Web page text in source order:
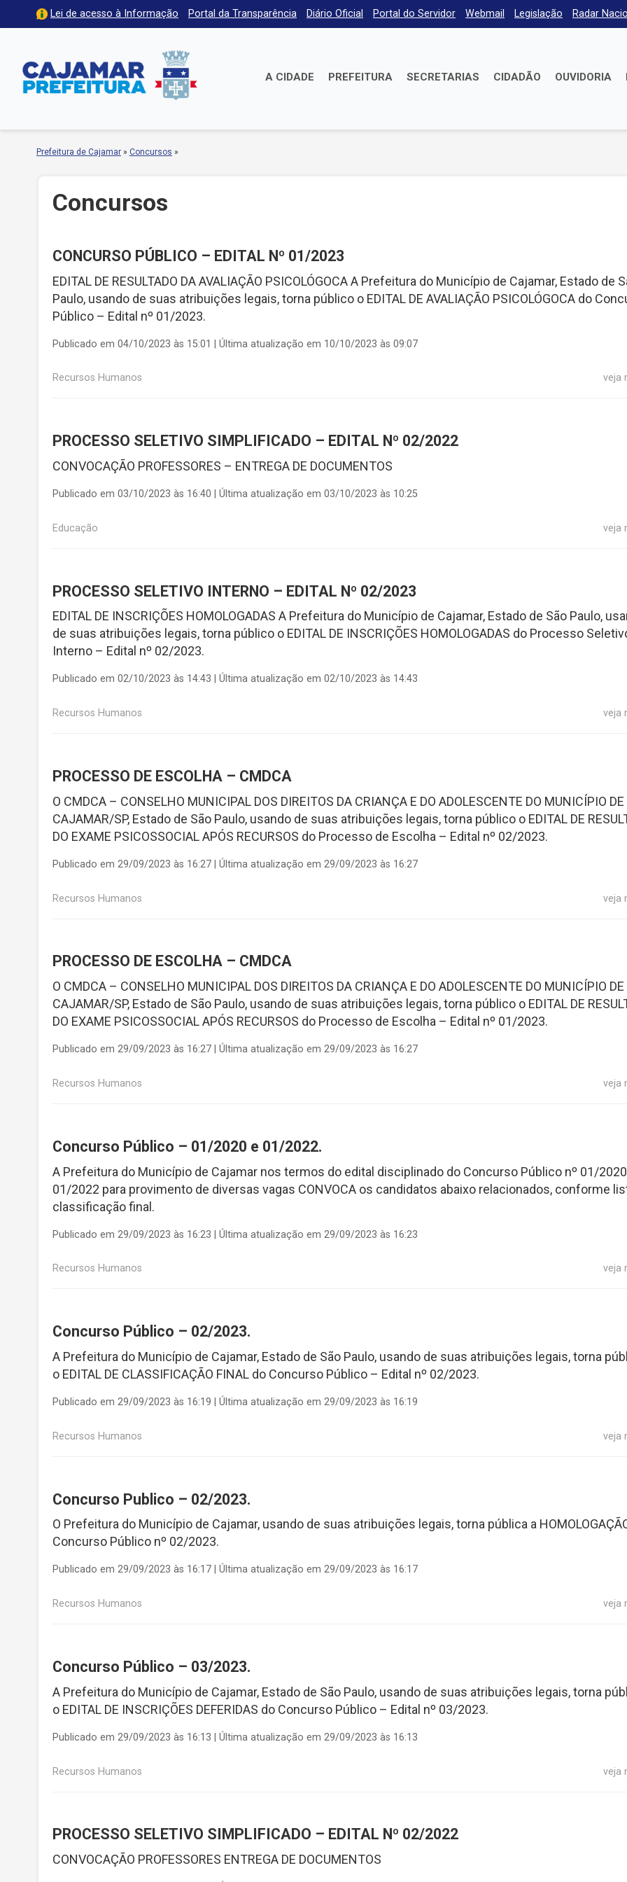
Lei de acesso à Informação Portal da Transparência Diário Oficial Portal do Servidor Webmail Legislação Radar
A CIDADE PREFEITURA SECRETARIAS CIDADÃO OUVIDORIA
Prefeitura de Cajamar » Concursos »
Concursos
CONCURSO PÚBLICO – EDITAL Nº 01/2023
EDITAL DE RESULTADO DA AVALIAÇÃO PSICOLÓGOCA A Prefeitura do Município de Cajamar, Estado de
Paulo, usando de suas atribuições legais, torna público o EDITAL DE AVALIAÇÃO PSICOLÓGOCA do
Público – Edital nº 01/2023.
Publicado em 04/10/2023 às 15:01 | Última atualização em 10/10/2023 às 09:07
Recursos Humanos veja
PROCESSO SELETIVO SIMPLIFICADO – EDITAL Nº 02/2022
CONVOCAÇÃO PROFESSORES – ENTREGA DE DOCUMENTOS
Publicado em 03/10/2023 às 16:40 | Última atualização em 03/10/2023 às 10:25
Educação veja
PROCESSO SELETIVO INTERNO – EDITAL Nº 02/2023
EDITAL DE INSCRIÇÕES HOMOLOGADAS A Prefeitura do Município de Cajamar, Estado de São Paulo,
de suas atribuições legais, torna público o EDITAL DE INSCRIÇÕES HOMOLOGADAS do Processo
Interno – Edital nº 02/2023.
Publicado em 02/10/2023 às 14:43 | Última atualização em 02/10/2023 às 14:43
Recursos Humanos veja
PROCESSO DE ESCOLHA – CMDCA
O CMDCA – CONSELHO MUNICIPAL DOS DIREITOS DA CRIANÇA E DO ADOLESCENTE DO MUNICÍPIO DE
CAJAMAR/SP, Estado de São Paulo, usando de suas atribuições legais, torna público o EDITAL DE
DO EXAME PSICOSSOCIAL APÓS RECURSOS do Processo de Escolha – Edital nº 02/2023.
Publicado em 29/09/2023 às 16:27 | Última atualização em 29/09/2023 às 16:27
Recursos Humanos veja
PROCESSO DE ESCOLHA – CMDCA
O CMDCA – CONSELHO MUNICIPAL DOS DIREITOS DA CRIANÇA E DO ADOLESCENTE DO MUNICÍPIO DE
CAJAMAR/SP, Estado de São Paulo, usando de suas atribuições legais, torna público o EDITAL DE
DO EXAME PSICOSSOCIAL APÓS RECURSOS do Processo de Escolha – Edital nº 01/2023.
Publicado em 29/09/2023 às 16:27 | Última atualização em 29/09/2023 às 16:27
Recursos Humanos veja
Concurso Público – 01/2020 e 01/2022.
A Prefeitura do Município de Cajamar nos termos do edital disciplinado do Concurso Público nº 01/
01/2022 para provimento de diversas vagas CONVOCA os candidatos abaixo relacionados, conforme
classificação final.
Publicado em 29/09/2023 às 16:23 | Última atualização em 29/09/2023 às 16:23
Recursos Humanos veja
Concurso Público – 02/2023.
A Prefeitura do Município de Cajamar, Estado de São Paulo, usando de suas atribuições legais, torna
o EDITAL DE CLASSIFICAÇÃO FINAL do Concurso Público – Edital nº 02/2023.
Publicado em 29/09/2023 às 16:19 | Última atualização em 29/09/2023 às 16:19
Recursos Humanos veja
Concurso Publico – 02/2023.
O Prefeitura do Município de Cajamar, usando de suas atribuições legais, torna pública a
Concurso Público nº 02/2023.
Publicado em 29/09/2023 às 16:17 | Última atualização em 29/09/2023 às 16:17
Recursos Humanos veja
Concurso Público – 03/2023.
A Prefeitura do Município de Cajamar, Estado de São Paulo, usando de suas atribuições legais, torna
o EDITAL DE INSCRIÇÕES DEFERIDAS do Concurso Público – Edital nº 03/2023.
Publicado em 29/09/2023 às 16:13 | Última atualização em 29/09/2023 às 16:13
Recursos Humanos veja
PROCESSO SELETIVO SIMPLIFICADO – EDITAL Nº 02/2022
CONVOCAÇÃO PROFESSORES ENTREGA DE DOCUMENTOS